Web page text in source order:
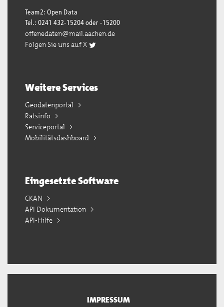
Team2: Open Data
Tel.: 0241 432-15204 oder -15200
offenedaten@mail.aachen.de
Folgen Sie uns auf X
Weitere Services
Geodatenportal
Ratsinfo
Serviceportal
Mobilitätsdashboard
Eingesetzte Software
CKAN
API Dokumentation
API-Hilfe
IMPRESSUM